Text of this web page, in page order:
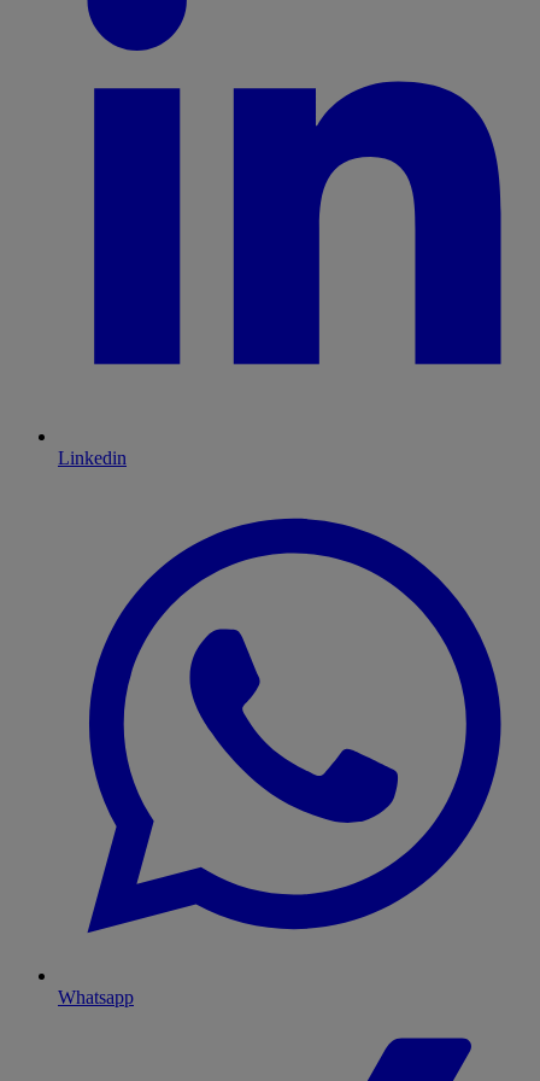
Linkedin
Whatsapp